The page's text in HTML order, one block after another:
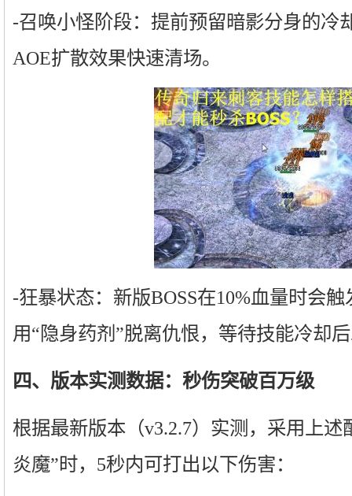
-召唤小怪阶段：提前预留暗影分身的冷
AOE扩散效果快速清场。
-狂暴状态：新版BOSS在10%血量时会
用“隐身药剂”脱离仇恨，等待技能冷却
四、版本实测数据：秒伤突破百万级
根据最新版本（v3.2.7）实测，采用上述
炎魔”时，5秒内可打出以下伤害：